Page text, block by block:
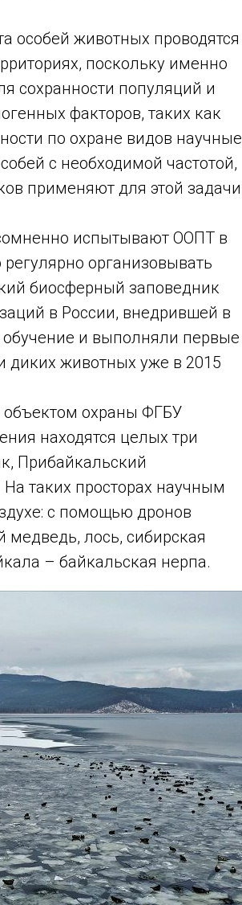
особей животных проводятся
поскольку именно
сохранности популяций и
факторов, таких как
по охране видов научные
с необходимой частотой,
применяют для этой задачи
испытывают ООПТ в
организовывать
биосферный заповедник
в России, внедрившей в
и выполняли первые
диких животных уже в 2015
объектом охраны ФГБУ
находятся целых три
Прибайкальский
таких просторах научным
с помощью дронов
медведь, лось, сибирская
– байкальская нерпа.